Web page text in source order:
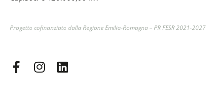
Progetto cofinanziato dalla Regione Emilia-Romagna – PR FESR 2021-2027
F
I
L